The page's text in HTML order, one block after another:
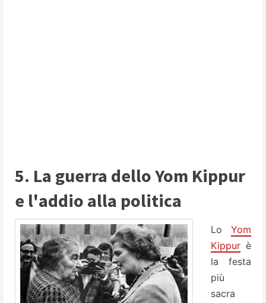
5. La guerra dello Yom Kippur
e l'addio alla politica
Lo Yom
Kippur è
la festa
più
sacra